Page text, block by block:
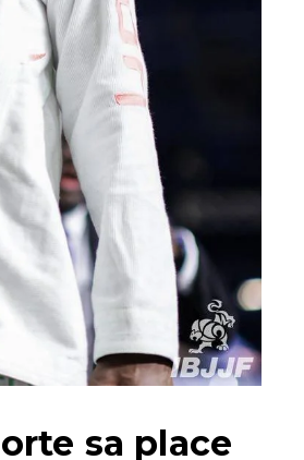
sa place